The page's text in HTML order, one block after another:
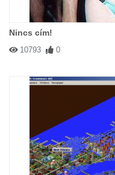
Nincs cím!
10793 0